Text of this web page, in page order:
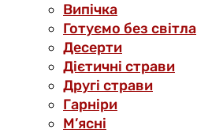
Випічка
Готуємо без світла
Десерти
Дієтичні страви
Другі страви
Гарніри
М’ясні